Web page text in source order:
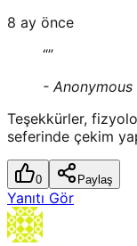
8 ay önce
“”
- Anonymous
Teşekkürler,
seferinde çekim
0 Paylaş
Yanıtı Gör